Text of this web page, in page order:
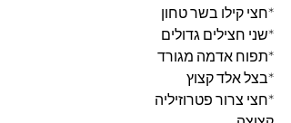
*חצי קילו בשר טחון
*שני חצילים גדולים
*תפוח אדמה מגורד
*בצל אלד קצוץ
*חצי צרור פטרוזיליה